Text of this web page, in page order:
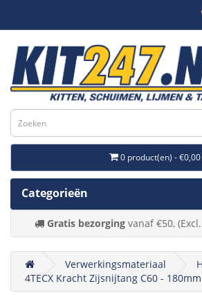
0 product(en) - €0,00
Categorieën
Gratis bezorgingvanaf €50, (Excl.
Verwerkingsmateriaal
4TECX Kracht Zijsnijtang C60 - 180mm